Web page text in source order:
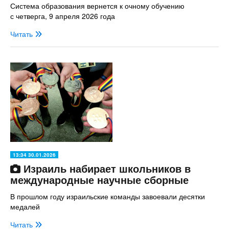
Система образования вернется к очному обучению
с четверга, 9 апреля 2026 года
Читать
13:34 30.01.2026
Израиль набирает школьников в
международные научные сборные
В прошлом году израильские команды завоевали десятки
медалей
Читать